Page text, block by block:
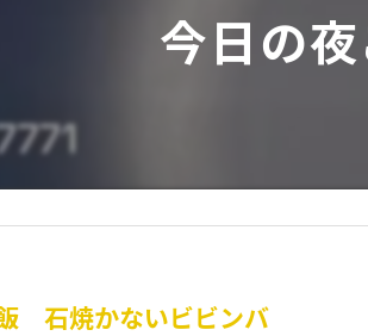
今日の
石焼かないビビンバ